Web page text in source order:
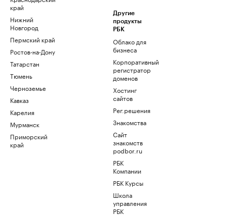
край
Нижний
Новгород
Пермский край
Ростов-на-Дону
Татарстан
Тюмень
Черноземье
Кавказ
Карелия
Мурманск
Приморский
край
Другие
продукты
РБК
Облако для
бизнеса
Корпоративный
регистратор
доменов
Хостинг
сайтов
Рег.решения
Знакомства
Сайт
знакомств
podbor.ru
РБК
Компании
РБК Курсы
Школа
управления
РБК